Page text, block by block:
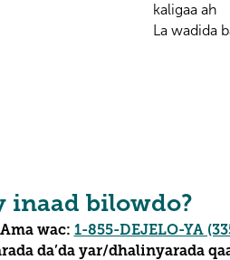
kaligaa ah
La wadida
inaad bilowdo?
Ama wac: 1-855-DEJELO-YA
da’da yar/dhalinyarada